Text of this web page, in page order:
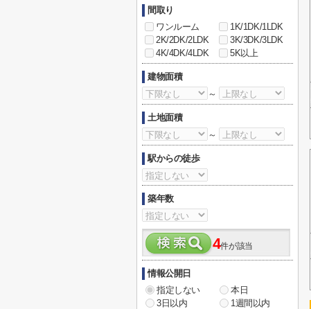
間取り
ワンルーム
1K/1DK/1LDK
2K/2DK/2LDK
3K/3DK/3LDK
4K/4DK/4LDK
5K以上
建物面積
～
土地面積
～
駅からの徒歩
築年数
4件が該当
情報公開日
指定しない
本日
3日以内
1週間以内